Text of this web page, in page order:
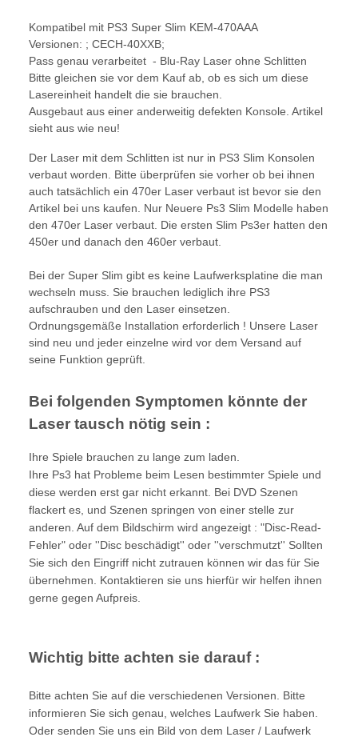
Kompatibel mit PS3 Super Slim KEM-470AAA
Versionen: ; CECH-40XXB;
Pass genau verarbeitet - Blu-Ray Laser ohne Schlitten
Bitte gleichen sie vor dem Kauf ab, ob es sich um diese
Lasereinheit handelt die sie brauchen.
Ausgebaut aus einer anderweitig defekten Konsole. Artikel
sieht aus wie neu!
Der Laser mit dem Schlitten ist nur in PS3 Slim Konsolen
verbaut worden. Bitte überprüfen sie vorher ob bei ihnen
auch tatsächlich ein 470er Laser verbaut ist bevor sie den
Artikel bei uns kaufen. Nur Neuere Ps3 Slim Modelle haben
den 470er Laser verbaut. Die ersten Slim Ps3er hatten den
450er und danach den 460er verbaut.
Bei der Super Slim gibt es keine Laufwerksplatine die man
wechseln muss. Sie brauchen lediglich ihre PS3
aufschrauben und den Laser einsetzen.
Ordnungsgemäße Installation erforderlich ! Unsere Laser
sind neu und jeder einzelne wird vor dem Versand auf
seine Funktion geprüft.
Bei folgenden Symptomen könnte der
Laser tausch nötig sein :
Ihre Spiele brauchen zu lange zum laden.
Ihre Ps3 hat Probleme beim Lesen bestimmter Spiele und
diese werden erst gar nicht erkannt. Bei DVD Szenen
flackert es, und Szenen springen von einer stelle zur
anderen. Auf dem Bildschirm wird angezeigt : "Disc-Read-
Fehler" oder ''Disc beschädigt'' oder ''verschmutzt'' Sollten
Sie sich den Eingriff nicht zutrauen können wir das für Sie
übernehmen. Kontaktieren sie uns hierfür wir helfen ihnen
gerne gegen Aufpreis.
Wichtig bitte achten sie darauf :
Bitte achten Sie auf die verschiedenen Versionen. Bitte
informieren Sie sich genau, welches Laufwerk Sie haben.
Oder senden Sie uns ein Bild von dem Laser / Laufwerk